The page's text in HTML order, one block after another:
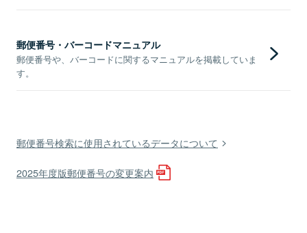
郵便番号・バーコードマニュアル
郵便番号や、バーコードに関するマニュアルを掲載していま
す。
郵便番号検索に使用されているデータについて
2025年度版郵便番号の変更案内